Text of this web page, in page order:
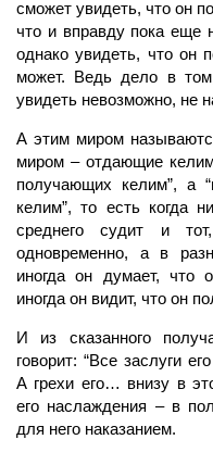
сможет увидеть, что он
что и вправду пока еще
однако увидеть, что он
может. Ведь дело в
увидеть невозможно, не
А этим миром
миром – отдающие
получающих келим”, а
келим”, то есть когда
среднего судит и
одновременно, а в
иногда он думает, что
иногда он видит, что он
И из сказанного
говорит: “Все заслуги
А грехи его… внизу в
его наслаждения – в
для него наказанием.